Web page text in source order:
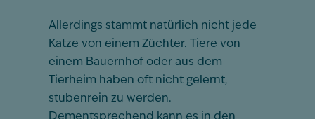
Allerdings stammt natürlich nicht jede
Katze von einem Züchter. Tiere von
einem Bauernhof oder aus dem
Tierheim haben oft nicht gelernt,
stubenrein zu werden.